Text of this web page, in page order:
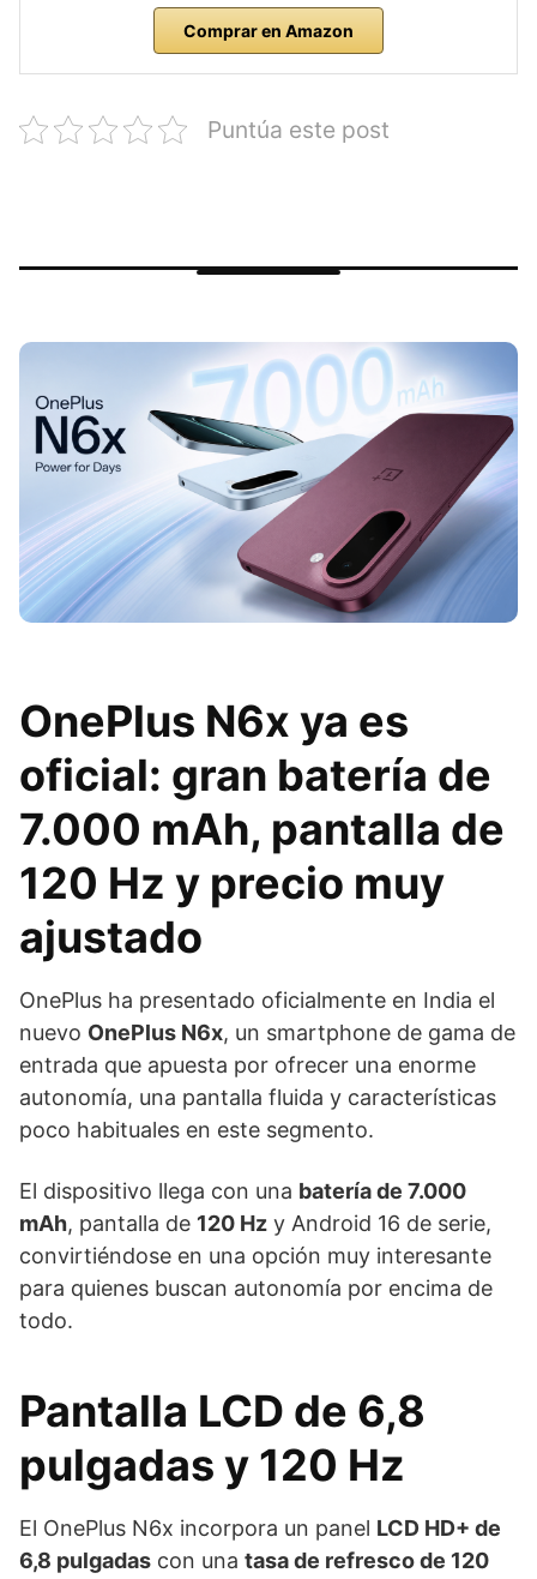
Comprar en Amazon
Puntúa este post
OnePlus N6x ya es
oficial: gran batería de
7.000 mAh, pantalla de
120 Hz y precio muy
ajustado
OnePlus ha presentado oficialmente en India el
nuevo OnePlus N6x, un smartphone de gama de
entrada que apuesta por ofrecer una enorme
autonomía, una pantalla fluida y características
poco habituales en este segmento.
El dispositivo llega con una batería de 7.000
mAh, pantalla de 120 Hz y Android 16 de serie,
convirtiéndose en una opción muy interesante
para quienes buscan autonomía por encima de
todo.
Pantalla LCD de 6,8
pulgadas y 120 Hz
El OnePlus N6x incorpora un panel LCD HD+ de
6,8 pulgadas con una tasa de refresco de 120